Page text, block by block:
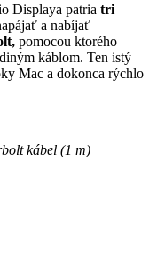
Displaya patria tri
a nabíjať
pomocou ktorého
káblom. Ten istý
Mac a dokonca rýchlo
kábel (1 m)